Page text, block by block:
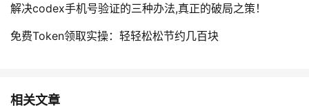
解决codex手机号验证的三种办法,真正的破局之策！
免费Token领取实操：轻轻松松节约几百块
相关文章